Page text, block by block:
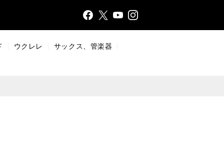
FaceX
YouTInsta
ウクレレ
サックス、管楽器